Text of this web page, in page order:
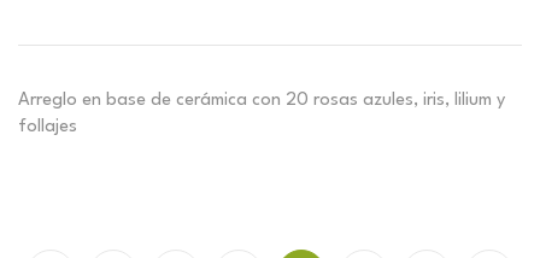
Arreglo en base de cerámica con 20 rosas azules, iris, lilium y
follajes